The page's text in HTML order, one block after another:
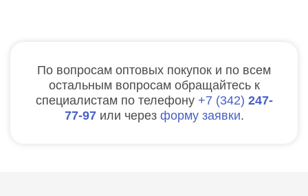
По вопросам оптовых покупок и по всем
остальным вопросам обращайтесь к
специалистам по телефону
7 342 247-
77-97 или через форму заявки.